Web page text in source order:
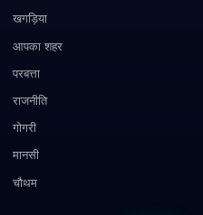
खगड़िया
आपका शहर
परबत्ता
राजनीति
गोगरी
मानसी
चौथम